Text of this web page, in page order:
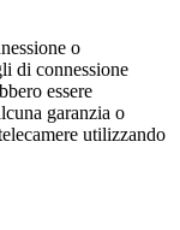
o
di connessione
essere
garanzia o
utilizzando